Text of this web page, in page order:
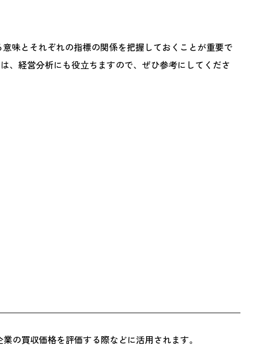
味とそれぞれの指標の関係を把握しておくことが重要で
、経営分析にも役立ちますので、ぜひ参考にしてくださ
の買収価格を評価する際などに活用されます。